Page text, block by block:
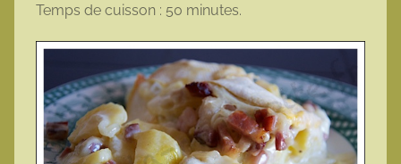
Temps de cuisson : 50 minutes.